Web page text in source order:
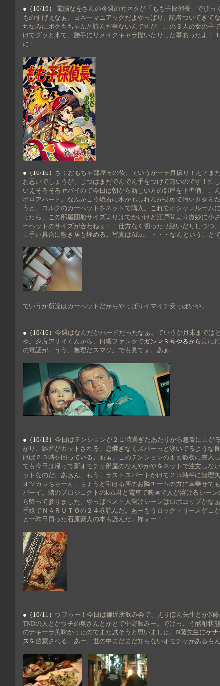
●（10/19） 電脳なをさんの今週の元ネタが「もも子探偵長」でひっ
ものすげぇなぁ。日本一マニアックだよやっぱり。読者ついてきて
ちなみにボクもちゃんと読んだ事ないんですが、この３人の女の子
けでグッと来て、勝手にリメイクキャラ描いたりした事あったよ！
に！
●（10/16） さておもちゃ部屋その後。ていうか一ヶ月振り！え？ま
お思いでしょうが、じつはまだでんでん手をつけて無いのです！忙
いえそろそろヤバイので今日は朝から新しい方の部屋を下準備。こ
ボロアパート。なんかこう焼石に水かもしれんがせめて汚いタタミ
うと、コルクのカーペットをネットで購入。これでオシャレルーム
ったら、この部屋団地サイズよりはでかいけど江戸間より微妙に小
ーペットのサイズが合わねぇ！！仕方なく切ったり継いだりしつつ
上手い具合に敷き居も埋める。写真はAfter。・・・なんということ
ていうか所詮はカーペットだからやっぱりイマイチ安っぽいや。
●（10/16） 今週はなんだかハードだったなぁ。ていうか月末までは
や。夕方アリイくんから、日曜ファンタでガンマ３号やるから 見に
の電話が。うう、無理だスマソ。でも見てぇ。あぁ。
●（10/13） 今日はテンションが２１時過ぎたあたりから急激に上が
がり、雑音がカットされる。息継ぎなくズバーっと泳いでるような
けば２３時を回っている。あぁ、このテンションのまま徹夜に突入
ても今日は帰って新オモチャ部屋のなんやかやをネットで注文しな
ットなのだ。あぁん、もう。ラストスパートかけて２３時半に無理
オツカレちゃーん。ちょうど引ける所のお隣チームの方に車乗せて
バーイ。隣のプロジェクトのkoh君と電車で映画で人が溶けるシー
ら帰って参りました。やっぱベスト人溶けシーンはロボコップかな
手線でＮＡＲＵＴＯの２４巻読んだ。あーもうロック・リースゲェ
と一昨日買った石原豪人の本も読んだ。怖ぇー！！
●（10/11） ウフゥー！今日は御近所飲み会で、えりぼん先生とかN
TNDの人とかウチの奥さんとかとで中野飲みー。でけっこう酩酊状
のテキーラ美味かったのでまた試そうと思いました。N藤先生にケナ
スを啓蒙される。あー、世の中まだまだ知らないオモチャがあるも